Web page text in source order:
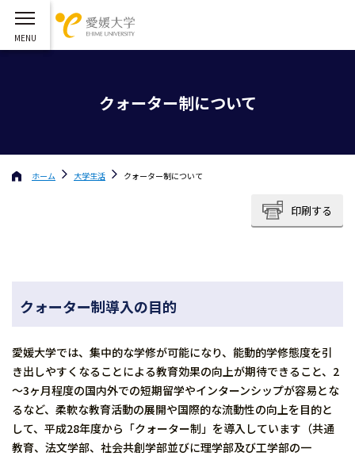
クォーター制について
ホーム 大学生活 クォーター制について
印刷する
クォーター制導入の目的
愛媛大学では、集中的な学修が可能になり、能動的学修態度を引
き出しやすくなることによる教育効果の向上が期待できること、2
～3ヶ月程度の国内外での短期留学やインターンシップが容易とな
るなど、柔軟な教育活動の展開や国際的な流動性の向上を目的と
して、平成28年度から「クォーター制」を導入しています（共通
教育、法文学部、社会共創学部並びに理学部及び工学部の一